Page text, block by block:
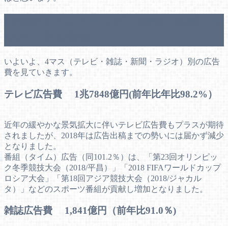
いよいよ、4マス（テレビ・雑誌・新聞・ラジオ）別の広告
費を見ていきます。
テレビ広告費 1兆7848億円(前年比年比98.2%）
近年の緩やかな景気拡大に伴いテレビ広告費もプラスが期待
されましたが、2018年は広告出稿までの勢いには届かず減少
となりました。
番組（タイム）広告（同101.2％）は、「第23回オリンピッ
ク冬季競技大会（2018/平昌）」「2018 FIFAワールドカップ
ロシア大会」「第18回アジア競技大会（2018/ジャカル
タ）」などのスポーツ番組が貢献し増加となりました。
雑誌広告費 1,841億円（前年比91.0％)